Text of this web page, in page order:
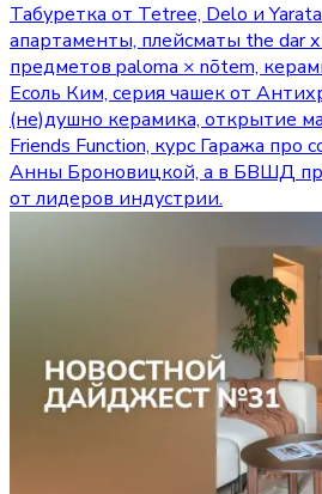
Табуретка от Tetree, Delo и
апартаменты, плейсматы the dar x
предметов paloma × nõtem,
Есоль Ким, серия чашек от
(не)душно керамика, открытие
Friends Function, курс Гаража про
Анны Броновицкой, а в БВШД
от лидеров индустрии.